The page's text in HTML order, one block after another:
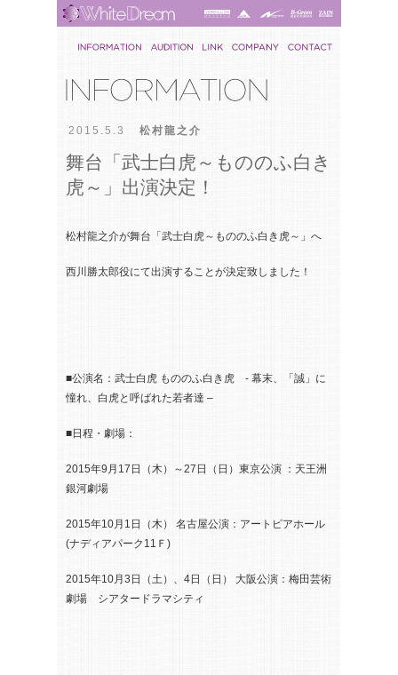
2015.5.3 松村龍之介
舞台「武士白虎～もののふ白き
虎～」出演決定！
松村龍之介が舞台「武士白虎～もののふ白き虎～」へ
西川勝太郎役にて出演することが決定致しました！
■公演名：武士白虎 もののふ白き虎 - 幕末、「誠」に
憧れ、白虎と呼ばれた若者達 –
■日程・劇場：
2015年9月17日（木）～27日（日）東京公演 ：天王洲
銀河劇場
2015年10月1日（木） 名古屋公演：アートピアホール
(ナディアパーク11Ｆ)
2015年10月3日（土）、4日（日） 大阪公演：梅田芸術
劇場 シアタードラマシティ